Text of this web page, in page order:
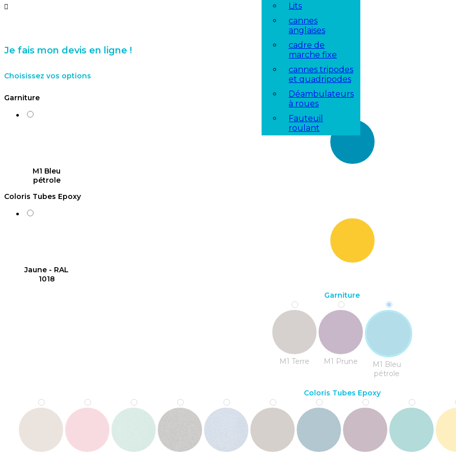
Lits
cannes
anglaises
cadre de
marche fixe
cannes tripodes
et quadripodes
Déambulateurs
à roues
Fauteuil
roulant

Je fais mon devis en ligne !
Choisissez vos options
Garniture
M1 Bleu
pétrole
Coloris Tubes Epoxy
Jaune - RAL
1018
Garniture
M1 Terre M1 Prune
M1 Bleu
pétrole
Coloris Tubes Epoxy